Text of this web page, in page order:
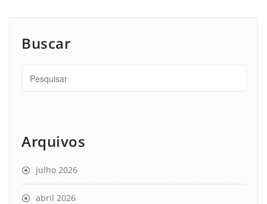
Buscar
Arquivos
julho 2026
abril 2026